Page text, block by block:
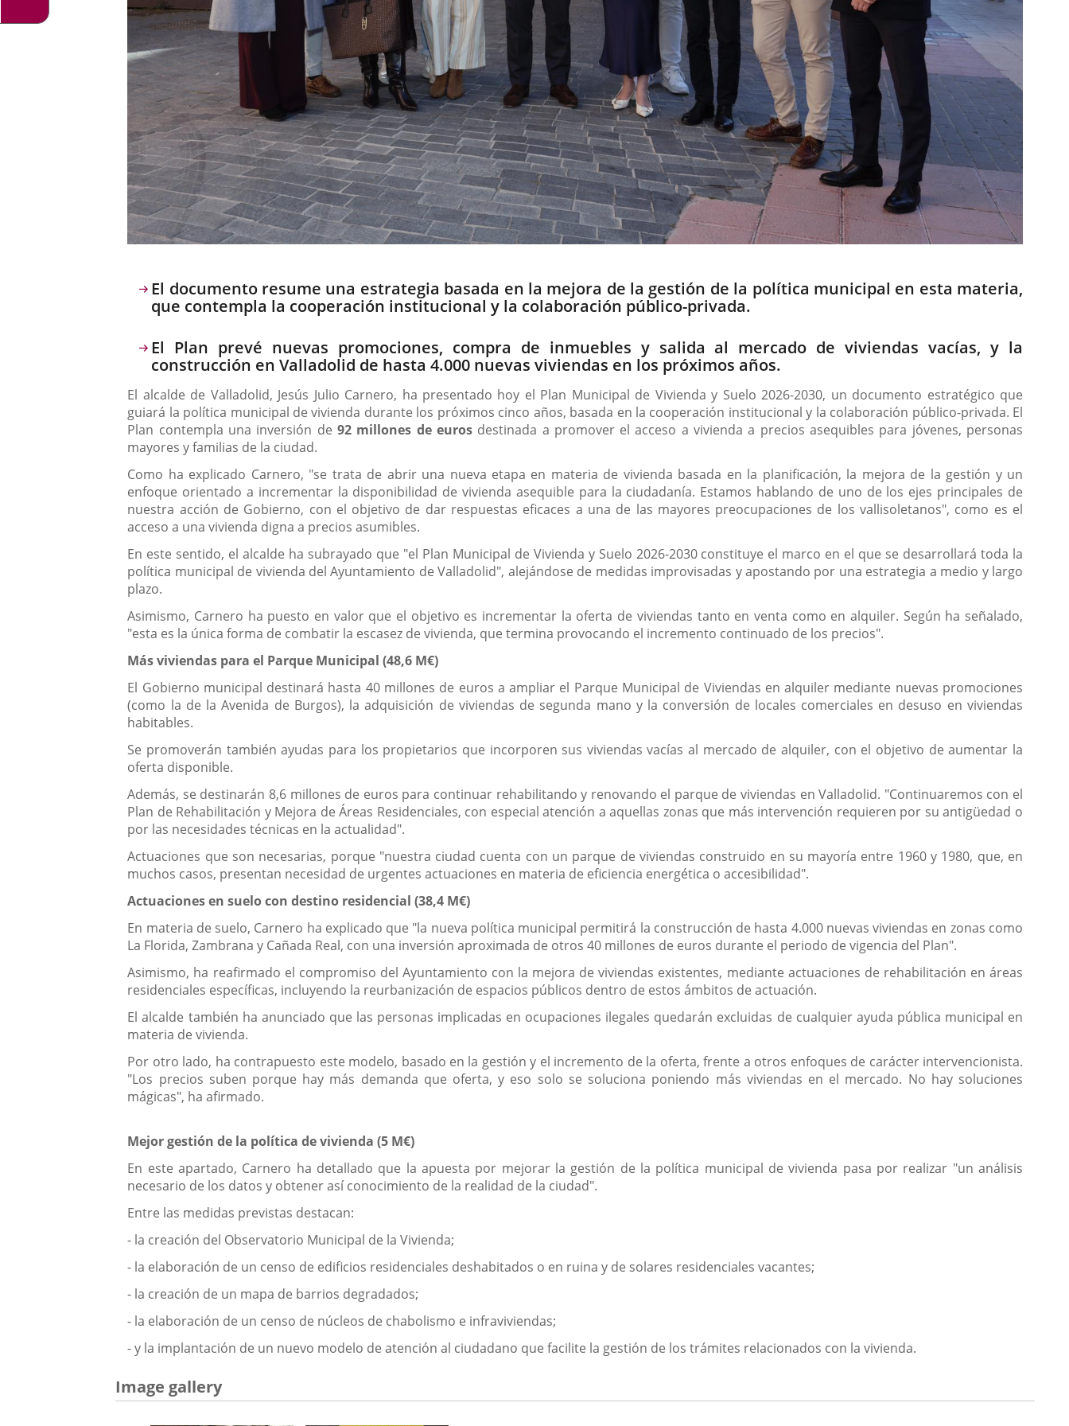
Descripción
El documento resume una estrategia basada en la mejora de la gestión de la política municipal en esta materia,
que contempla la cooperación institucional y la colaboración público-privada.
El Plan prevé nuevas promociones, compra de inmuebles y salida al mercado de viviendas vacías, y la
construcción en Valladolid de hasta 4.000 nuevas viviendas en los próximos años.
El alcalde de Valladolid, Jesús Julio Carnero, ha presentado hoy el Plan Municipal de Vivienda y Suelo 2026-2030, un documento estratégico que
guiará la política municipal de vivienda durante los próximos cinco años, basada en la cooperación institucional y la colaboración público-privada. El
Plan contempla una inversión de 92 millones de eurosdestinada a promover el acceso a vivienda a precios asequibles para jóvenes, personas
mayores y familias de la ciudad.
Como ha explicado Carnero, "se trata de abrir una nueva etapa en materia de vivienda basada en la planificación, la mejora de la gestión y un
enfoque orientado a incrementar la disponibilidad de vivienda asequible para la ciudadanía. Estamos hablando de uno de los ejes principales de
nuestra acción de Gobierno, con el objetivo de dar respuestas eficaces a una de las mayores preocupaciones de los vallisoletanos", como es el
acceso a una vivienda digna a precios asumibles.
En este sentido, el alcalde ha subrayado que "el Plan Municipal de Vivienda y Suelo 2026-2030 constituye el marco en el que se desarrollará toda la
política municipal de vivienda del Ayuntamiento de Valladolid", alejándose de medidas improvisadas y apostando por una estrategia a medio y largo
plazo.
Asimismo, Carnero ha puesto en valor que el objetivo es incrementar la oferta de viviendas tanto en venta como en alquiler. Según ha señalado,
"esta es la única forma de combatir la escasez de vivienda, que termina provocando el incremento continuado de los precios".
Más viviendas para el Parque Municipal (48,6 M€)
El Gobierno municipal destinará hasta 40 millones de euros a ampliar el Parque Municipal de Viviendas en alquiler mediante nuevas promociones
(como la de la Avenida de Burgos), la adquisición de viviendas de segunda mano y la conversión de locales comerciales en desuso en viviendas
habitables.
Se promoverán también ayudas para los propietarios que incorporen sus viviendas vacías al mercado de alquiler, con el objetivo de aumentar la
oferta disponible.
Además, se destinarán 8,6 millones de euros para continuar rehabilitando y renovando el parque de viviendas en Valladolid. "Continuaremos con el
Plan de Rehabilitación y Mejora de Áreas Residenciales, con especial atención a aquellas zonas que más intervención requieren por su antigüedad o
por las necesidades técnicas en la actualidad".
Actuaciones que son necesarias, porque "nuestra ciudad cuenta con un parque de viviendas construido en su mayoría entre 1960 y 1980, que, en
muchos casos, presentan necesidad de urgentes actuaciones en materia de eficiencia energética o accesibilidad".
Actuaciones en suelo con destino residencial (38,4 M€)
En materia de suelo, Carnero ha explicado que "la nueva política municipal permitirá la construcción de hasta 4.000 nuevas viviendas en zonas como
La Florida, Zambrana y Cañada Real, con una inversión aproximada de otros 40 millones de euros durante el periodo de vigencia del Plan".
Asimismo, ha reafirmado el compromiso del Ayuntamiento con la mejora de viviendas existentes, mediante actuaciones de rehabilitación en áreas
residenciales específicas, incluyendo la reurbanización de espacios públicos dentro de estos ámbitos de actuación.
El alcalde también ha anunciado que las personas implicadas en ocupaciones ilegales quedarán excluidas de cualquier ayuda pública municipal en
materia de vivienda.
Por otro lado, ha contrapuesto este modelo, basado en la gestión y el incremento de la oferta, frente a otros enfoques de carácter intervencionista.
"Los precios suben porque hay más demanda que oferta, y eso solo se soluciona poniendo más viviendas en el mercado. No hay soluciones
mágicas", ha afirmado.
Mejor gestión de la política de vivienda (5 M€)
En este apartado, Carnero ha detallado que la apuesta por mejorar la gestión de la política municipal de vivienda pasa por realizar "un análisis
necesario de los datos y obtener así conocimiento de la realidad de la ciudad".
Entre las medidas previstas destacan:
- la creación del Observatorio Municipal de la Vivienda;
- la elaboración de un censo de edificios residenciales deshabitados o en ruina y de solares residenciales vacantes;
- la creación de un mapa de barrios degradados;
- la elaboración de un censo de núcleos de chabolismo e infraviviendas;
- y la implantación de un nuevo modelo de atención al ciudadano que facilite la gestión de los trámites relacionados con la vivienda.
Image gallery